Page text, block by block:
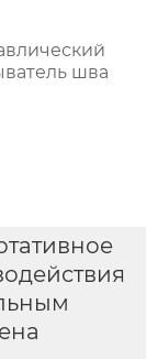
шва